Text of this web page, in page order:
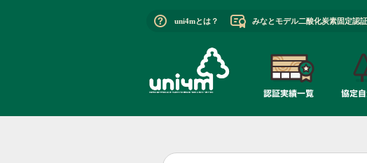
uni4mとは？ みなとモデル二酸化炭素固定認